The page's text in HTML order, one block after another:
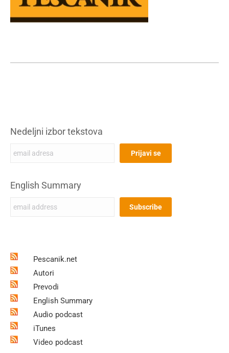
Nedeljni izbor tekstova
English Summary
Pescanik.net
Autori
Prevodi
English Summary
Audio podcast
iTunes
Video podcast